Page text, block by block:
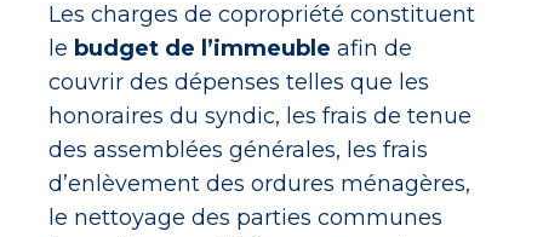
Les charges de copropriété constituent
le budget de l’immeuble afin de
couvrir des dépenses telles que les
honoraires du syndic, les frais de tenue
des assemblées générales, les frais
d’enlèvement des ordures ménagères,
le nettoyage des parties communes